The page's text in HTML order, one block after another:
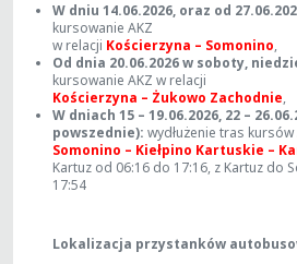
W dniu 14.06.2026, oraz od
kursowanie AKZ
w relacji Kościerzyna – Somonino,
Od dnia 20.06.2026 w soboty,
kursowanie AKZ w relacji
Kościerzyna – Żukowo Zachodnie,
W dniach 15 – 19.06.2026, 22 –
powszednie): wydłużenie tras
Somonino – Kiełpino Kartuskie –
Kartuz od 06:16 do 17:16, z Kartuz do
17:54
Lokalizacja przystanków